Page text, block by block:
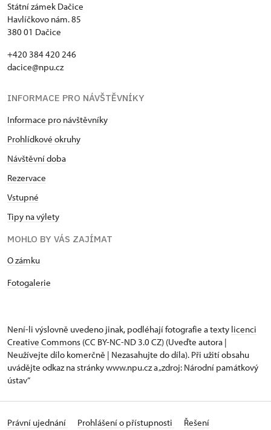
Státní zámek Dačice
Havlíčkovo nám. 85
380 01 Dačice
+420 384 420 246
dacice@npu.cz
INFORMACE PRO NÁVŠTĚVNÍKY
Informace pro návštěvníky
Prohlídkové okruhy
Návštěvní doba
Rezervace
Vstupné
Tipy na výlety
MOHLO BY VÁS ZAJÍMAT
O zámku
Fotogalerie
Není-li výslovně uvedeno jinak, podléhají fotografie a texty licenci
Creative Commons (CC BY-NC-ND 3.0 CZ) (Uveďte autora |
Neužívejte dílo komerčně | Nezasahujte do díla). Při užití obsahu
uvádějte odkaz na stránky www.npu.cz a „zdroj: Národní památkový
ústav“
Právní ujednání Prohlášení o přístupnosti
Řešení